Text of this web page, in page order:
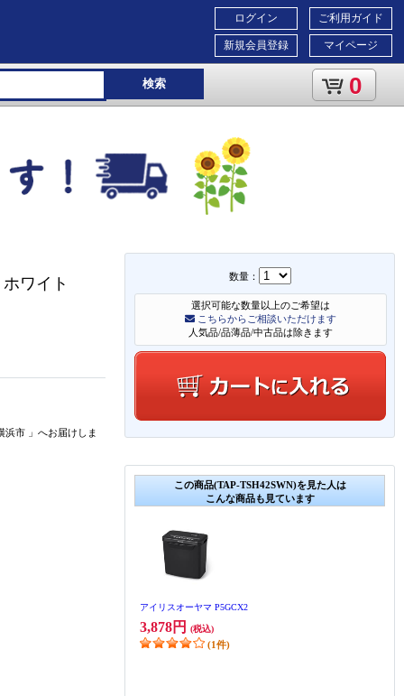
ご利用ガイド
マイページ
ログイン
新規会員登録
検索 0
数量：
選択可能な数量以上のご希望は
こちらからご相談いただけます
人気品/品薄品/中古品は除きます
この商品(TAP-TSH42SWN)を見た人は
こんな商品も見ています
アイリスオーヤマ P5GCX2
3,878円 (税込)
(1件)
ワイト
浜市 」 へお届けしま